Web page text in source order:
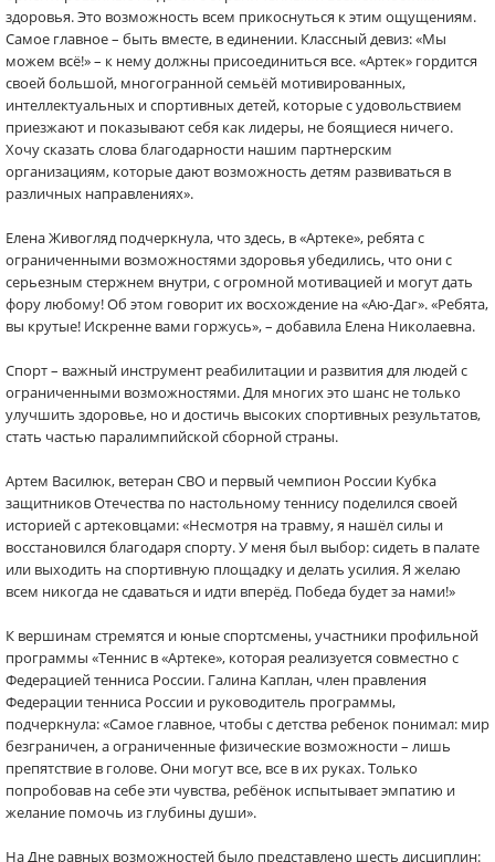
здоровья. Это возможность всем прикоснуться к этим ощущениям.
Самое главное – быть вместе, в единении. Классный девиз: «Мы
можем всё!» – к нему должны присоединиться все. «Артек» гордится
своей большой, многогранной семьёй мотивированных,
интеллектуальных и спортивных детей, которые с удовольствием
приезжают и показывают себя как лидеры, не боящиеся ничего.
Хочу сказать слова благодарности нашим партнерским
организациям, которые дают возможность детям развиваться в
различных направлениях».
Елена Живогляд подчеркнула, что здесь, в «Артеке», ребята с
ограниченными возможностями здоровья убедились, что они с
серьезным стержнем внутри, с огромной мотивацией и могут дать
фору любому! Об этом говорит их восхождение на «Аю-Даг». «Ребята,
вы крутые! Искренне вами горжусь», – добавила Елена Николаевна.
Спорт – важный инструмент реабилитации и развития для людей с
ограниченными возможностями. Для многих это шанс не только
улучшить здоровье, но и достичь высоких спортивных результатов,
стать частью паралимпийской сборной страны.
Артем Василюк, ветеран СВО и первый чемпион России Кубка
защитников Отечества по настольному теннису поделился своей
историей с артековцами: «Несмотря на травму, я нашёл силы и
восстановился благодаря спорту. У меня был выбор: сидеть в палате
или выходить на спортивную площадку и делать усилия. Я желаю
всем никогда не сдаваться и идти вперёд. Победа будет за нами!»
К вершинам стремятся и юные спортсмены, участники профильной
программы «Теннис в «Артеке», которая реализуется совместно с
Федерацией тенниса России. Галина Каплан, член правления
Федерации тенниса России и руководитель программы,
подчеркнула: «Самое главное, чтобы с детства ребенок понимал: мир
безграничен, а ограниченные физические возможности – лишь
препятствие в голове. Они могут все, все в их руках. Только
попробовав на себе эти чувства, ребёнок испытывает эмпатию и
желание помочь из глубины души».
На Дне равных возможностей было представлено шесть дисциплин: